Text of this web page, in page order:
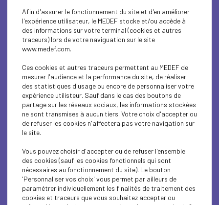
RETOUR VIDÉO - Rallye
de l’Alternance de l’UDE-
MEDEF 2026
Lors de la3ᵉ édition du Rallye de l’Alternance, l’UDE-
MEDEF Guadeloupe a réuni entreprises, centres de
formation, partenaires de l’emploi et jeunes candidats
autour d’un objectif commun : favoriser l’accès à l’emploi
par l’alternance.
Afin d'assurer le fonctionnement du site et d'en améliorer
l'expérience utilisateur, le MEDEF stocke et/ou accède à
des informations sur votre terminal (cookies et autres
traceurs) lors de votre naviguation sur le site
www.medef.com.
Ces cookies et autres traceurs permettent au MEDEF de
mesurer l'audience et la performance du site, de réaliser
des statistiques d'usage ou encore de personnaliser votre
expérience utilisteur. Sauf dans le cas des boutons de
partage sur les réseaux sociaux, les informations stockées
ne sont transmises à aucun tiers. Votre choix d'accepter ou
de refuser les cookies n'affectera pas votre navigation sur
le site.
Vous pouvez choisir d'accepter ou de refuser l'ensemble
des cookies (sauf les cookies fonctionnels qui sont
nécessaires au fonctionnement du site). Le bouton
'Personnaliser vos choix' vous permet par ailleurs de
paramétrer individuellement les finalités de traitement des
cookies et traceurs que vous souhaitez accepter ou